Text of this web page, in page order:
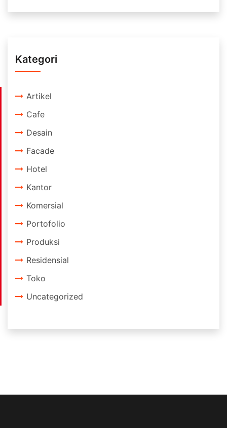
Kategori
Artikel
Cafe
Desain
Facade
Hotel
Kantor
Komersial
Portofolio
Produksi
Residensial
Toko
Uncategorized